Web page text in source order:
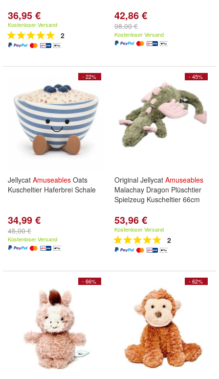
36,95 €
Kostenloser Versand
2
42,86 €
98,00 €
Kostenloser Versand
- 22%
Jellycat Amuseables Oats
Kuscheltier Haferbrei Schale
34,99 €
45,00 €
Kostenloser Versand
- 45%
Original Jellycat Amuseables
Malachay Dragon Plüschtier
Spielzeug Kuscheltier 66cm
53,96 €
Kostenloser Versand
2
- 66% - 62%